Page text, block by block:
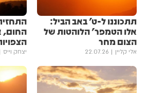
תתכוננו ל-ט' באב הביל:
אלו הטמפר' הלוהטות של
הצום מחר
אלי קליין 22.07.26
החום,
יצחק וייס